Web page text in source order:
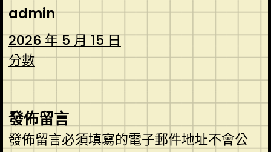
admin
2026 年 5 月 15 日
分數
發佈留言
發佈留言必須填寫的電子郵件地址不會公